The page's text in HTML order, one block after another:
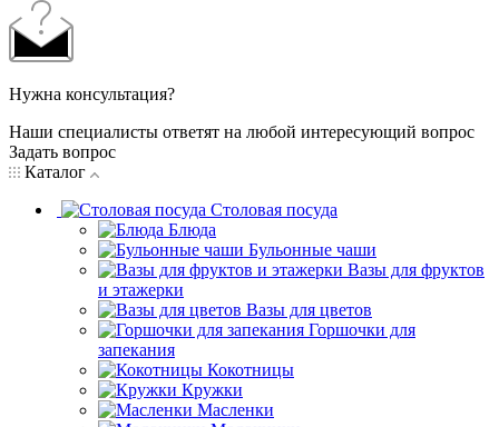
Нужна консультация?
Наши специалисты ответят на любой интересующий вопрос
Задать вопрос
Каталог
Столовая посуда
Блюда
Бульонные чаши
Вазы для фруктов
и этажерки
Вазы для цветов
Горшочки для
запекания
Кокотницы
Кружки
Масленки